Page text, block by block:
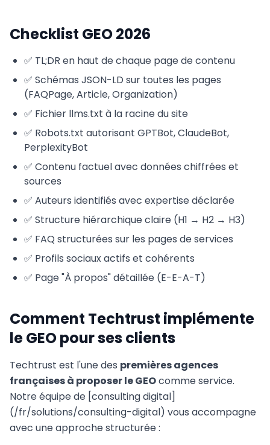
Checklist GEO 2026
✅ TL;DR en haut de chaque page de contenu
✅ Schémas JSON-LD sur toutes les pages
(FAQPage, Article, Organization)
✅ Fichier llms.txt à la racine du site
✅ Robots.txt autorisant GPTBot, ClaudeBot,
PerplexityBot
✅ Contenu factuel avec données chiffrées et
sources
✅ Auteurs identifiés avec expertise déclarée
✅ Structure hiérarchique claire (H1 → H2 → H3)
✅ FAQ structurées sur les pages de services
✅ Profils sociaux actifs et cohérents
✅ Page "À propos" détaillée (E-E-A-T)
Comment Techtrust implémente
le GEO pour ses clients
Techtrust est l'une des premières agences
françaises à proposer le GEOcomme service.
Notre équipe de [consulting digital]
(/fr/solutions/consulting-digital) vous accompagne
avec une approche structurée :